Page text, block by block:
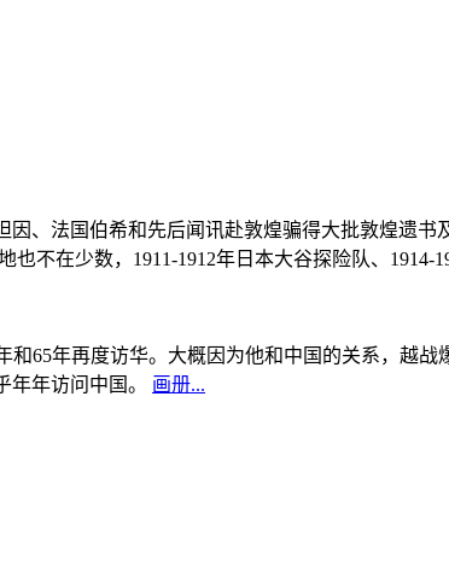
因、法国伯希和先后闻讯赴敦煌骗得大批敦煌遗
不在少数，1911-1912年日本大谷探险队、1914-
和65年再度访华。大概因为他和中国的关系，越
年年访问中国。 画册...